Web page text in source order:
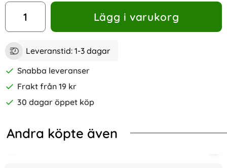
antal
Lägg i varukorg
Leveranstid: 1-3 dagar
Snabba leveranser
Frakt från 19 kr
30 dagar öppet köp
Andra köpte även